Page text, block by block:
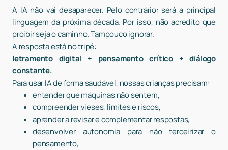
A IA não vai desaparecer. Pelo contrário: será a principal
linguagem da próxima década. Por isso, não acredito que
proibir seja o caminho. Tampouco ignorar.
A resposta está no tripé:
letramento digital + pensamento crítico + diálogo
constante.
Para usar IA de forma saudável, nossas crianças precisam:
entender que máquinas não sentem,
compreender vieses, limites e riscos,
aprender a revisar e complementar respostas,
desenvolver autonomia para não terceirizar o
pensamento,